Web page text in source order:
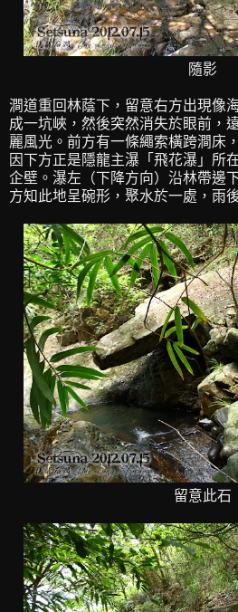
隨影
澗道重回林蔭下，留意右方出現像
成一坑峽，然後突然消失於眼前，
麗風光。前方有一條繩索橫跨澗床
因下方正是隱龍主瀑「飛花瀑」所
企壁。瀑左（下降方向）沿林帶邊
方知此地呈碗形，聚水於一處，雨
留意此石